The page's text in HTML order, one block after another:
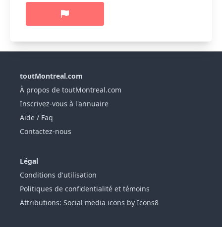
toutMontreal.com
À propos de toutMontreal.com
Inscrivez-vous à l'annuaire
Aide / Faq
Contactez-nous
Légal
Conditions d'utilisation
Politiques de confidentialité et témoins
Attributions: Social media icons by Icons8